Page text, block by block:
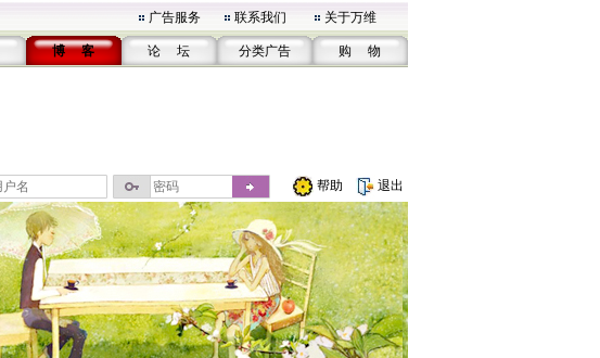
广告服务 联系我们 关于万维
博 客 论 坛 分类广告 购 物
帮助 退出